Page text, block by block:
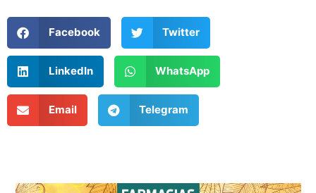
Facebook Twitter
LinkedIn WhatsApp
Email Telegram